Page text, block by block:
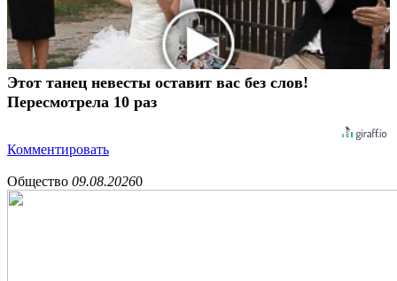
Этот танец невесты оставит вас без слов!
Пересмотрела 10 раз
Комментировать
Общество 09.08.20260